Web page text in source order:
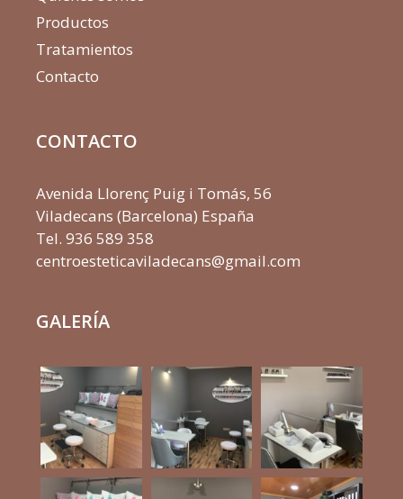
Productos
Tratamientos
Contacto
CONTACTO
Avenida Llorenç Puig i Tomás, 56
Viladecans (Barcelona) España
Tel. 936 589 358
centroesteticaviladecans@gmail.com
GALERÍA